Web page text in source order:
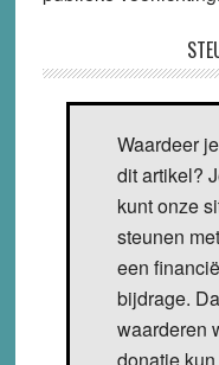
Waardeer je
dit artikel?
kunt onze
steunen met
een
bijdrage.
waarderen
donatie